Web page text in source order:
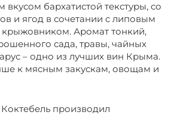
вкусом бархатистой текстуры, со
и ягод в сочетании с липовым
Аромат тонкий,
сада, травы, чайных
– одно из лучших вин Крыма.
к мясным закускам, овощам и
производил